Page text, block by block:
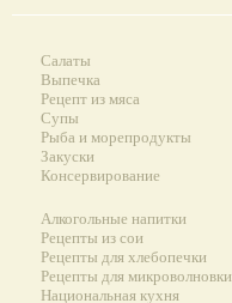
Салаты
Выпечка
Рецепт из мяса
Супы
Рыба и морепродукты
Закуски
Консервирование
Алкогольные напитки
Рецепты из сои
Рецепты для хлебопечки
Рецепты для микроволновки
Национальная кухня